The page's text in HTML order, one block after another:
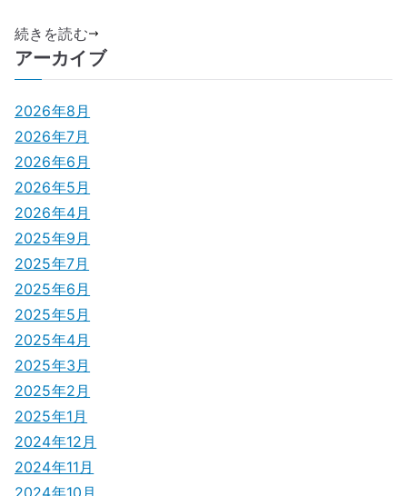
続きを読む
アーカイブ
2026年8月
2026年7月
2026年6月
2026年5月
2026年4月
2025年9月
2025年7月
2025年6月
2025年5月
2025年4月
2025年3月
2025年2月
2025年1月
2024年12月
2024年11月
2024年10月